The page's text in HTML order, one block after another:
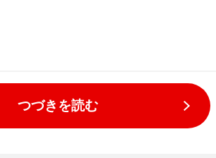
つづきを読む